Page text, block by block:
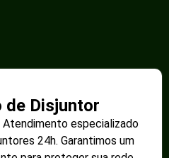
de Disjuntor
Atendimento especializado
24h. Garantimos um